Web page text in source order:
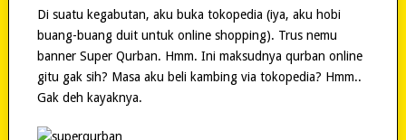
Di suatu kegabutan, aku buka tokopedia (iya, aku hobi
buang-buang duit untuk online shopping). Trus nemu
banner Super Qurban. Hmm. Ini maksudnya qurban online
gitu gak sih? Masa aku beli kambing via tokopedia? Hmm..
Gak deh kayaknya.